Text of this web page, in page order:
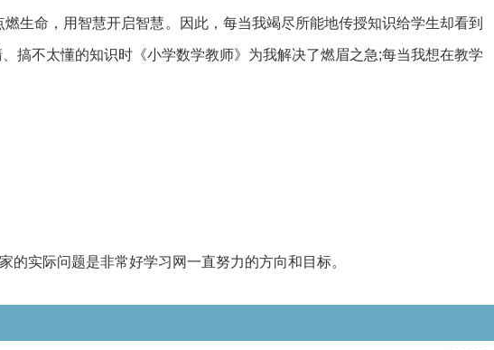
生命，用智慧开启智慧。因此，每当我竭尽所能地传授知识给学生却看到
搞不太懂的知识时《小学数学教师》为我解决了燃眉之急;每当我想在教学
实际问题是非常好学习网一直努力的方向和目标。